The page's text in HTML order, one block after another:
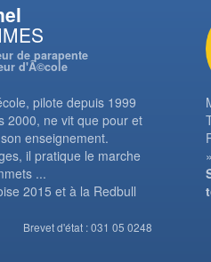
de parapente
d'Ã©cole
pilote depuis 1999
2000, ne vit que pour et
enseignement.
il pratique le marche
...
2015 et à la Redbull
Brevet d'état : 031 05 0248